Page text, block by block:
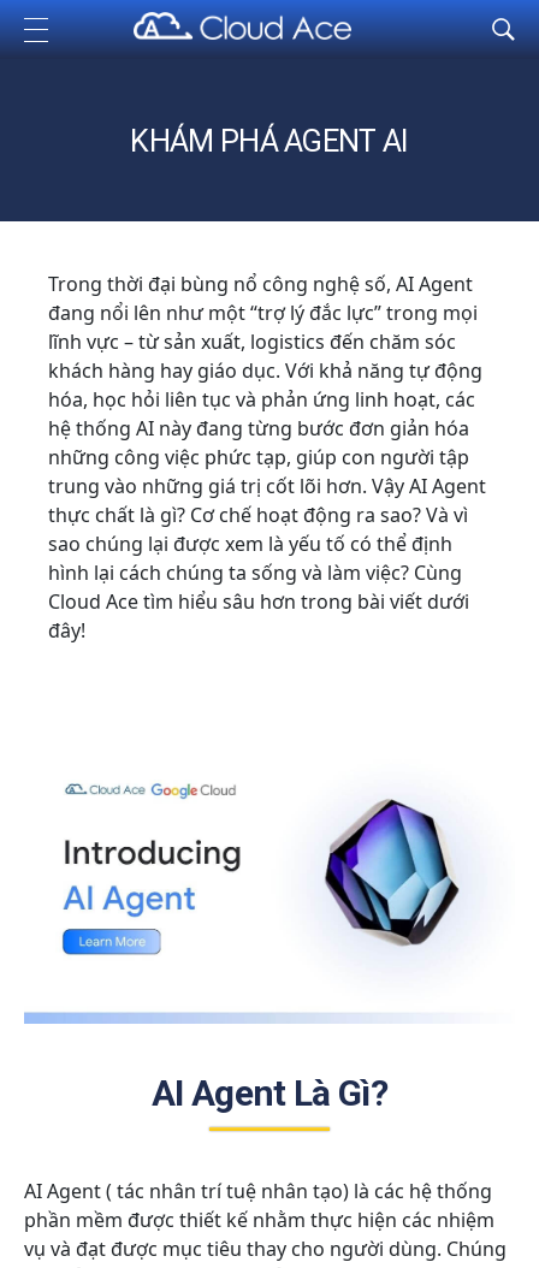
Cloud Ace
Nhà cung cấp giải pháp trên GCP cho doanh nghiệp
KHÁM PHÁ AGENT AI
Trong thời đại bùng nổ công nghệ số, AI Agent
đang nổi lên như một “trợ lý đắc lực” trong mọi
lĩnh vực – từ sản xuất, logistics đến chăm sóc
khách hàng hay giáo dục. Với khả năng tự động
hóa, học hỏi liên tục và phản ứng linh hoạt, các
hệ thống AI này đang từng bước đơn giản hóa
những công việc phức tạp, giúp con người tập
trung vào những giá trị cốt lõi hơn. Vậy AI Agent
thực chất là gì? Cơ chế hoạt động ra sao? Và vì
sao chúng lại được xem là yếu tố có thể định
hình lại cách chúng ta sống và làm việc? Cùng
Cloud Ace tìm hiểu sâu hơn trong bài viết dưới
đây!
AI Agent Là Gì?
AI Agent ( tác nhân trí tuệ nhân tạo) là các hệ thống
phần mềm được thiết kế nhằm thực hiện các nhiệm
vụ và đạt được mục tiêu thay cho người dùng. Chúng